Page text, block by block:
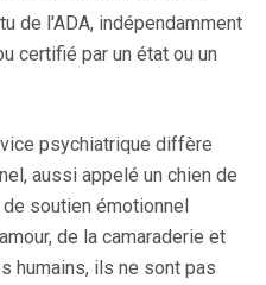
de l'ADA, indépendamment
certifié par un état ou un
psychiatrique diffère
aussi appelé un chien de
soutien émotionnel
de la camaraderie et
humains, ils ne sont pas